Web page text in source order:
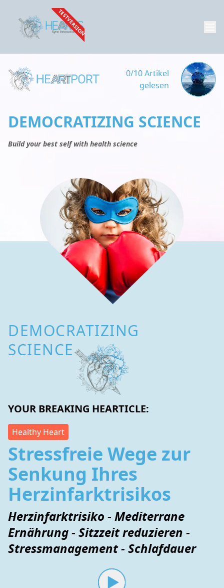
TESTVERSION
0/10 Artikel
gelesen
DEMOCRATIZING SCIENCE
Build your best self with health science
DEMOCRATIZING
SCIENCE
YOUR BREAKING HEARTICLE:
Healthy Heart
Stressfreie Wege zur
Senkung Ihres
Herzinfarktrisikos
Herzinfarktrisiko - Mediterrane
Ernährung - Sitzzeit reduzieren -
Stressmanagement - Schlafdauer